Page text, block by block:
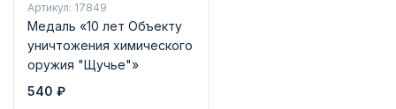
Артикул: 17849
Медаль «10 лет Объекту
уничтожения химического
оружия "Щучье"»
540 ₽